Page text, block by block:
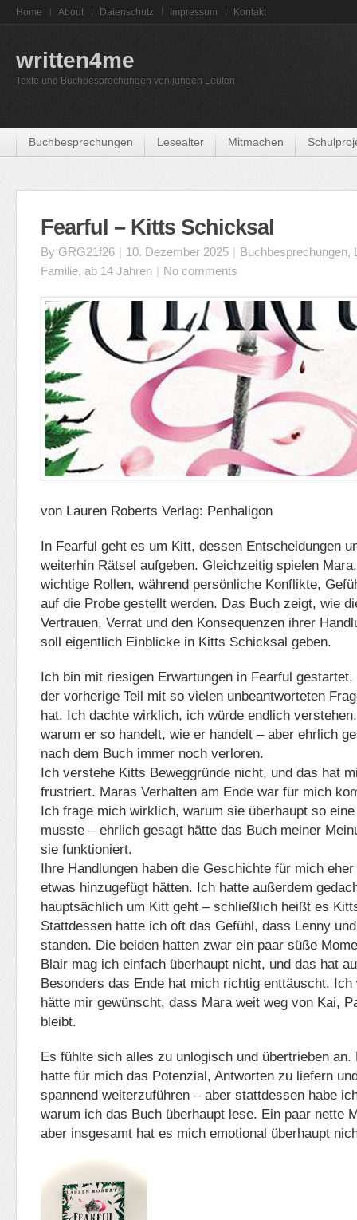
Home About Datenschutz Impressum Kontakt
written4me
Texte und Buchbesprechungen von jungen Leuten
Buchbesprechungen Lesealter Mitmachen
Fearful – Kitts Schicksal
By GRG21f26 | 10. Dezember 2025 | Buchbesprechungen,
Familie, ab 14 Jahren | No comments
von Lauren Roberts Verlag: Penhaligon
In Fearful geht es um Kitt, dessen Entscheidungen
weiterhin Rätsel aufgeben. Gleichzeitig spielen
wichtige Rollen, während persönliche Konflikte,
auf die Probe gestellt werden. Das Buch zeigt, wie
Vertrauen, Verrat und den Konsequenzen ihrer
soll eigentlich Einblicke in Kitts Schicksal geben.
Ich bin mit riesigen Erwartungen in Fearful
der vorherige Teil mit so vielen unbeantworteten
hat. Ich dachte wirklich, ich würde endlich
warum er so handelt, wie er handelt – aber ehrlich
nach dem Buch immer noch verloren.
Ich verstehe Kitts Beweggründe nicht, und das hat
frustriert. Maras Verhalten am Ende war für mich
Ich frage mich wirklich, warum sie überhaupt so
musste – ehrlich gesagt hätte das Buch meiner
sie funktioniert.
Ihre Handlungen haben die Geschichte für mich
etwas hinzugefügt hätten. Ich hatte außerdem
hauptsächlich um Kitt geht – schließlich heißt es
Stattdessen hatte ich oft das Gefühl, dass Lenny
standen. Die beiden hatten zwar ein paar süße
Blair mag ich einfach überhaupt nicht, und das hat
Besonders das Ende hat mich richtig enttäuscht. Ich
hätte mir gewünscht, dass Mara weit weg von Kai,
bleibt.
Es fühlte sich alles zu unlogisch und übertrieben
hatte für mich das Potenzial, Antworten zu liefern
spannend weiterzuführen – aber stattdessen habe
warum ich das Buch überhaupt lese. Ein paar nette
aber insgesamt hat es mich emotional überhaupt